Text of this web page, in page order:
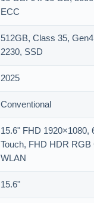
ECC
512GB, Class 35,
2230, SSD
2025
Conventional
15.6" FHD 1920×1080,
Touch, FHD HDR
WLAN
15.6"